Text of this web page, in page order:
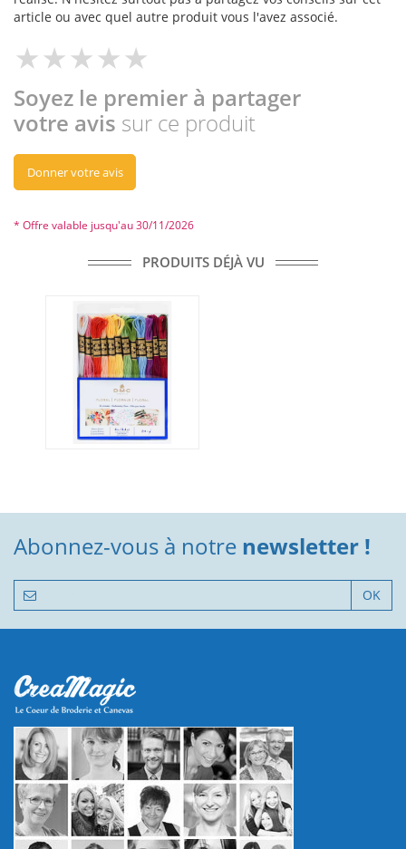
article ou avec quel autre produit vous l'avez associé.
Soyez le premier à partager
votre avis sur ce produit
Donner votre avis
* Offre valable jusqu'au 30/11/2026
PRODUITS DÉJÀ VU
Abonnez-vous à notre newsletter !
OK